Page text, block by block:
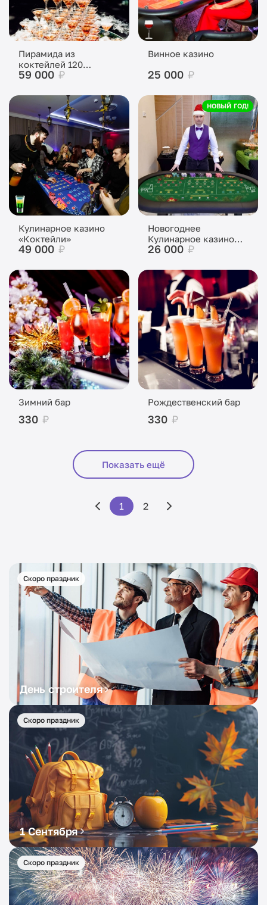
Пирамида из
коктейлей 120
бокалов (8 ярусов)
59 000 ₽
Винное казино
25 000 ₽
Кулинарное казино
«Коктейли»
49 000 ₽
НОВЫЙ ГОД!
Новогоднее
Кулинарное казино
«Шампанское»
26 000 ₽
Зимний бар
330 ₽
Рождественский бар
330 ₽
Показать ещё
1 2
Скоро праздник
День строителя
Скоро праздник
1 Сентября
Скоро праздник